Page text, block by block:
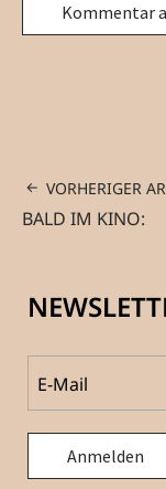
VORHERIGER
BALD IM KINO: